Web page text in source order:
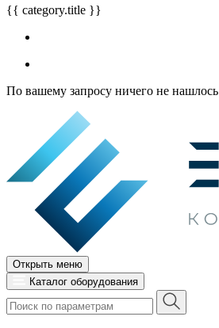
{{ category.title }}
По вашему запросу ничего не нашлось
Открыть меню
Каталог оборудования